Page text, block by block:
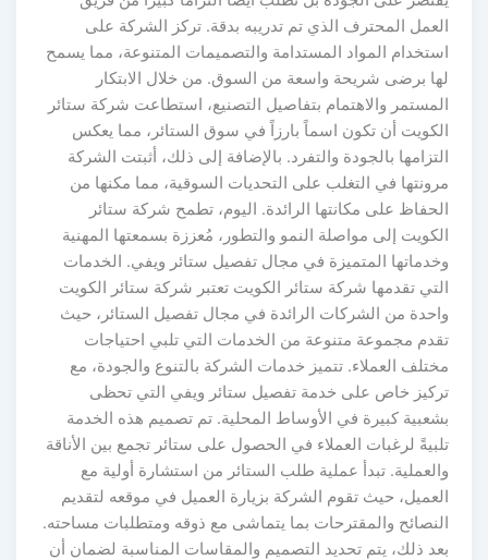
العمل المحترف الذي تم تدريبه بدقة. تركز الشركة على
استخدام المواد المستدامة والتصميمات المتنوعة، مما يسمح
لها برضى شريحة واسعة من السوق. من خلال الابتكار
المستمر والاهتمام بتفاصيل التصنيع، استطاعت شركة ستائر
الكويت أن تكون اسماً بارزاً في سوق الستائر، مما يعكس
التزامها بالجودة والتفرد. بالإضافة إلى ذلك، أثبتت الشركة
مرونتها في التغلب على التحديات السوقية، مما مكنها من
الحفاظ على مكانتها الرائدة. اليوم، تطمح شركة ستائر
الكويت إلى مواصلة النمو والتطور، مُعززة بسمعتها المهنية
وخدماتها المتميزة في مجال تفصيل ستائر ويفي. الخدمات
التي تقدمها شركة ستائر الكويت تعتبر شركة ستائر الكويت
واحدة من الشركات الرائدة في مجال تفصيل الستائر، حيث
تقدم مجموعة متنوعة من الخدمات التي تلبي احتياجات
مختلف العملاء. تتميز خدمات الشركة بالتنوع والجودة، مع
تركيز خاص على خدمة تفصيل ستائر ويفي التي تحظى
بشعبية كبيرة في الأوساط المحلية. تم تصميم هذه الخدمة
تلبيةً لرغبات العملاء في الحصول على ستائر تجمع بين الأناقة
والعملية. تبدأ عملية طلب الستائر من استشارة أولية مع
العميل، حيث تقوم الشركة بزيارة العميل في موقعه لتقديم
النصائح والمقترحات بما يتماشى مع ذوقه ومتطلبات مساحته.
بعد ذلك، يتم تحديد التصميم والمقاسات المناسبة لضمان أن